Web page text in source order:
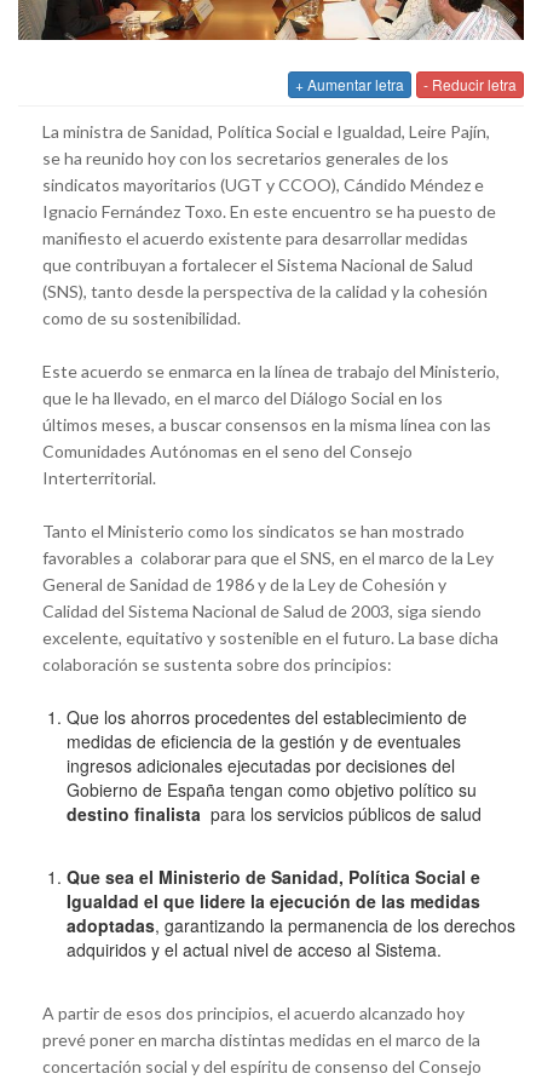
+ Aumentar letra - Reducir letra
La ministra de Sanidad, Política Social e Igualdad, Leire Pajín,
se ha reunido hoy con los secretarios generales de los
sindicatos mayoritarios (UGT y CCOO), Cándido Méndez e
Ignacio Fernández Toxo. En este encuentro se ha puesto de
manifiesto el acuerdo existente para desarrollar medidas
que contribuyan a fortalecer el Sistema Nacional de Salud
(SNS), tanto desde la perspectiva de la calidad y la cohesión
como de su sostenibilidad.
Este acuerdo se enmarca en la línea de trabajo del Ministerio,
que le ha llevado, en el marco del Diálogo Social en los
últimos meses, a buscar consensos en la misma línea con las
Comunidades Autónomas en el seno del Consejo
Interterritorial.
Tanto el Ministerio como los sindicatos se han mostrado
favorables a colaborar para que el SNS, en el marco de la Ley
General de Sanidad de 1986 y de la Ley de Cohesión y
Calidad del Sistema Nacional de Salud de 2003, siga siendo
excelente, equitativo y sostenible en el futuro. La base dicha
colaboración se sustenta sobre dos principios:
Que los ahorros procedentes del establecimiento de
medidas de eficiencia de la gestión y de eventuales
ingresos adicionales ejecutadas por decisiones del
Gobierno de España tengan como objetivo político su
destino finalista para los servicios públicos de salud
Que sea el Ministerio de Sanidad, Política Social e
Igualdad el que lidere la ejecución de las medidas
adoptadas, garantizando la permanencia de los derechos
adquiridos y el actual nivel de acceso al Sistema.
A partir de esos dos principios, el acuerdo alcanzado hoy
prevé poner en marcha distintas medidas en el marco de la
concertación social y del espíritu de consenso del Consejo